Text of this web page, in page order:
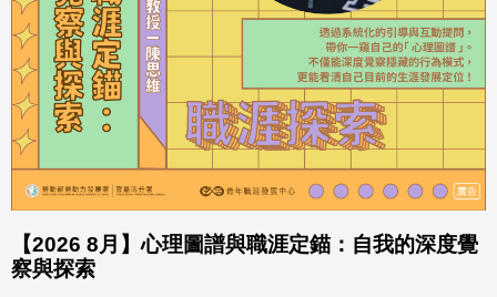
【2026 8月】心理圖譜與職涯定錨：自我的深度覺
察與探索